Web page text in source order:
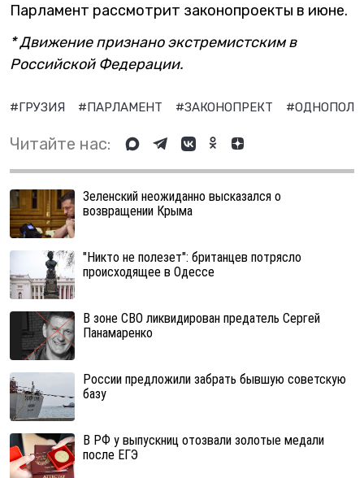
Парламент рассмотрит законопроекты в июне.
* Движение признано экстремистским в
Российской Федерации.
#ГРУЗИЯ #ПАРЛАМЕНТ #ЗАКОНОПРЕКТ
Читайте нас:
Зеленский неожиданно высказался о
возвращении Крыма
"Никто не полезет": британцев потрясло
происходящее в Одессе
В зоне СВО ликвидирован предатель Сергей
Панамаренко
России предложили забрать бывшую советскую
базу
В РФ у выпускниц отозвали золотые медали
после ЕГЭ